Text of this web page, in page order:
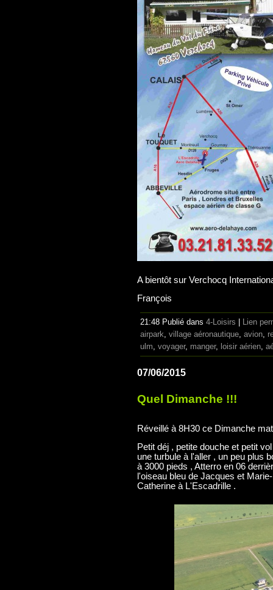
A bientôt sur Verchocq
François
21:48 Publié dans 4-Loisirs | Lien
airpark village aéronautique avion
ulm voyager, manger, loisir aérien
07/06/2015
Quel Dimanche !!!
Réveillé à 8H30 ce Dimanche
Petit déj , petite douche et petit
une turbule à l'aller , un peu plus
à 3000 pieds , Atterro en 06
l'oiseau bleu de Jacques et
Catherine à L'Escadrille .